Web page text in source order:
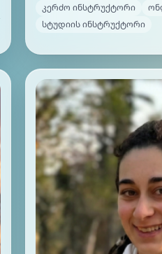
კერძო ინსტრუქტორი
სტუდიის ინსტრუქტორი